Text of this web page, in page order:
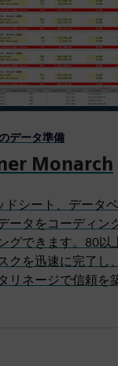
データ準備
Monarch
ドシート、データ
ータをコーディン
グできます。80以
クを迅速に完了し
リネージで信頼を